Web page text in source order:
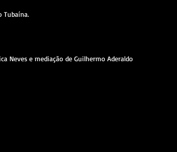
Tubaína.
Neves e mediação de Guilhermo Aderaldo